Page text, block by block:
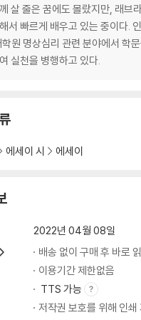
자의 슬픔 ?47
인간에게 안겨 주는 이득 ?52
냐, 마느냐! 그것이 딜레마!! ?54
에 이런 일이 일어날 수 있는 거
서 돌을 던져야 하는가! ?72
정(情)이 있다
에게 쉬었다 가라는 말은 ?80
장님은 소녀처럼 예쁘다 ?82
처에는 이유가 있다
살 줄은 꿈에도 몰랐지만, 래브
서 빠르게 배우고 있는 중이다.
원 명상심리 관련 분야에서 학
실천을 병행하고 있다.
에세이 시 에세이
2022년 04월 08일
배송 없이 구매 후 바로
이용기간 제한없음
TTS 가능
저작권 보호를 위해 인쇄